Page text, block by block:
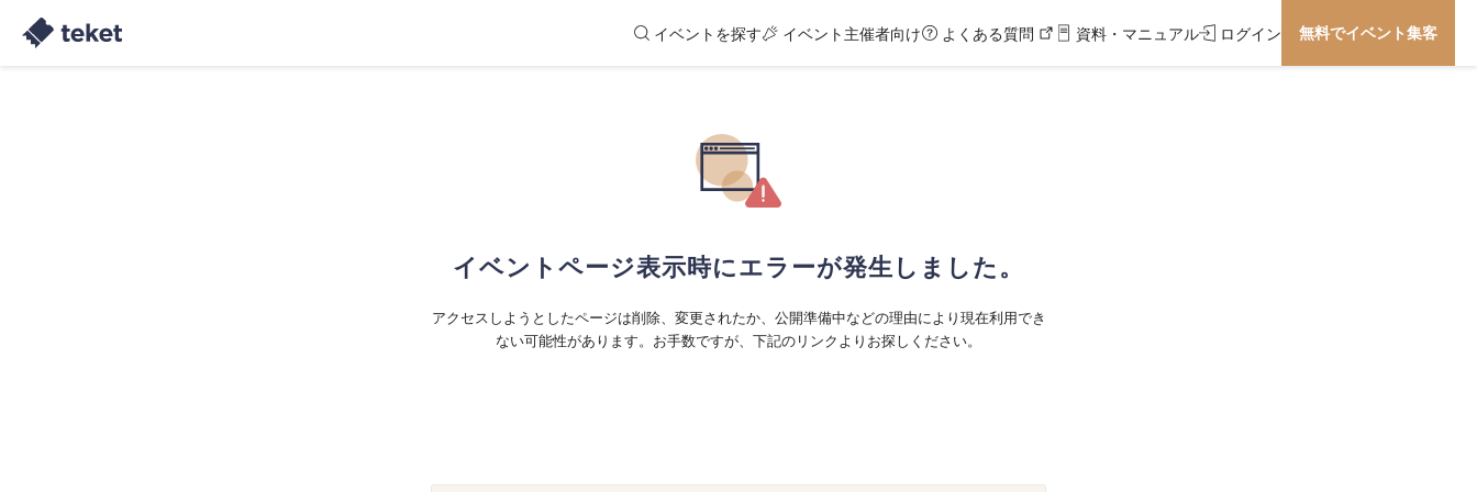
イベントを探す イベント主催者向け よくある質問 資料・マニュアル ログイン 無料でイベント集客
イベントページ表示時にエラーが発生しました。
アクセスしようとしたページは削除、変更されたか、公開準備中などの理由により現在利用でき
ない可能性があります。お手数ですが、下記のリンクよりお探しください。